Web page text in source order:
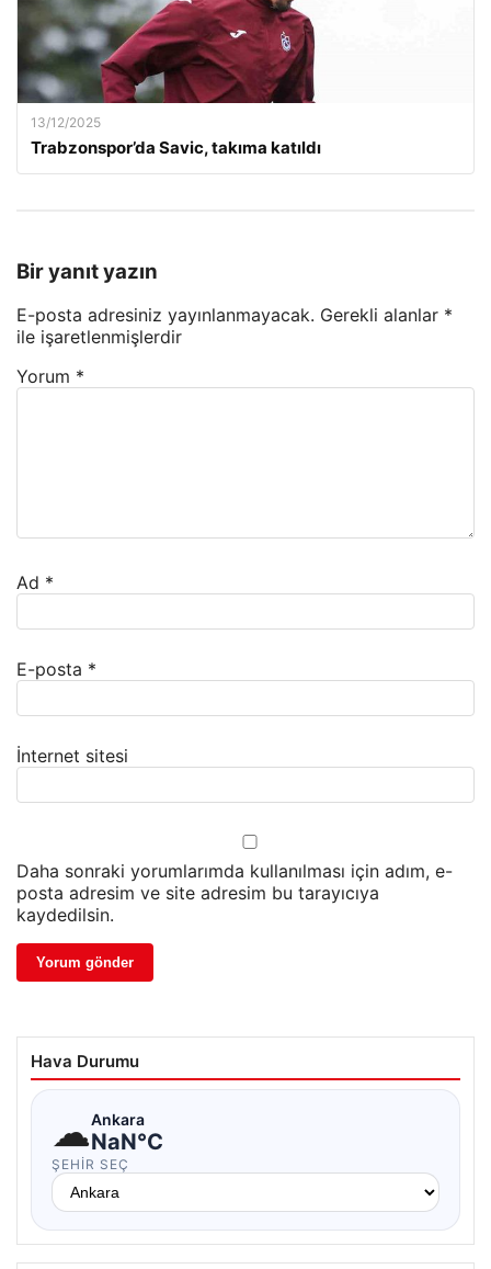
13/12/2025
Trabzonspor’da Savic, takıma katıldı
Bir yanıt yazın
E-posta adresiniz yayınlanmayacak. Gerekli alanlar *
ile işaretlenmişlerdir
Yorum *
Ad *
E-posta *
İnternet sitesi
Daha sonraki yorumlarımda kullanılması için adım, e-
posta adresim ve site adresim bu tarayıcıya
kaydedilsin.
Hava Durumu
☁Ankara
NaN°C
ŞEHIR SEÇ